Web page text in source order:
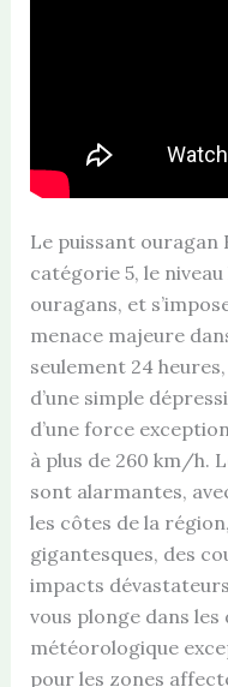
Le puissant
catégorie 5, le niveau
ouragans, et
menace majeure
seulement 24
d’une simple
d’une force
à plus de 260 km/h.
sont alarmantes,
les côtes de la
gigantesques, des
impacts
vous plonge dans
météorologique
pour les zones